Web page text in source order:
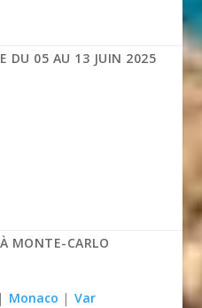
DU 05 AU 13 JUIN 2025
MONTE-CARLO
| Monaco | Var